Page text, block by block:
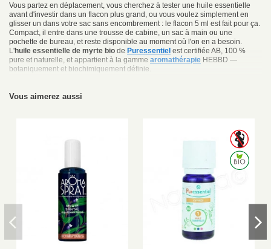
Vous partez en déplacement, vous cherchez à tester une huile essentielle
avant d'investir dans un flacon plus grand, ou vous voulez simplement en
glisser un dans votre sac sans encombrement : le flacon 5 ml est fait pour ça.
Compact, il entre dans une trousse de cabine, un sac à main ou une
pochette de bureau, et reste disponible au moment où l'on en a besoin.
L'huile essentielle de myrte bio de Puressentiel est certifiée AB, 100 %
pure et naturelle, et appartient à la gamme aromathérapie HEBBD —
botaniquement et biochimiquement définie.
L'huile essentielle de Myrte bio
— bronchite, sinusite, toux, rhume — elle
constitue un complément à garder à portée de main, aussi bien à domicile
Extraite des feuilles et rameaux du myrte (famille des myrtacées), cette huile
essentielle — également connue sous le nom d'
huile essentielle myrte
rouge
— présente un profil biochimique complet et bien documenté.
Propriétésantiseptiques
Propriétésantispasmodiques
tonique cutanée
Vous aimerez aussi